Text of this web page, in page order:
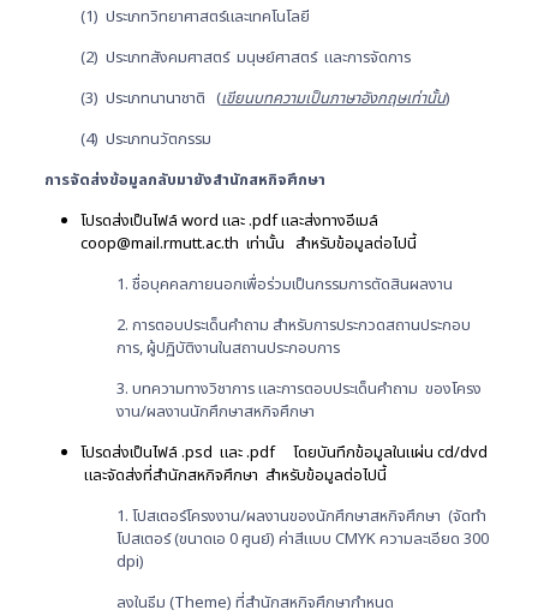
(1) ประเภทวิทยาศาสตร์และเทคโนโลยี
(2) ประเภทสังคมศาสตร์ มนุษย์ศาสตร์ และการจัดการ
(3) ประเภทนานาชาติ (เขียนบทความเป็นภาษาอังกฤษเท่านั้น)
(4) ประเภทนวัตกรรม
การจัดส่งข้อมูลกลับมายังสำนักสหกิจศึกษา
โปรดส่งเป็นไฟล์ word และ .pdf และส่งทางอีเมล์
coop@mail.rmutt.ac.th เท่านั้น สำหรับข้อมูลต่อไปนี้
1. ชื่อบุคคลภายนอกเพื่อร่วมเป็นกรรมการตัดสินผลงาน
2. การตอบประเด็นคำถาม สำหรับการประกวดสถานประกอบ
การ, ผู้ปฏิบัติงานในสถานประกอบการ
3. บทความทางวิชาการ และการตอบประเด็นคำถาม ของโครง
งาน/ผลงานนักศึกษาสหกิจศึกษา
โปรดส่งเป็นไฟล์ .psd และ .pdf โดยบันทึกข้อมูลในแผ่น cd/dvd
และจัดส่งที่สำนักสหกิจศึกษา สำหรับข้อมูลต่อไปนี้
1. โปสเตอร์โครงงาน/ผลงานของนักศึกษาสหกิจศึกษา (จัดทำ
โปสเตอร์ (ขนาดเอ 0 ศูนย์) ค่าสีแบบ CMYK ความละเอียด 300
dpi)
ลงในธีม (Theme) ที่สำนักสหกิจศึกษากำหนด